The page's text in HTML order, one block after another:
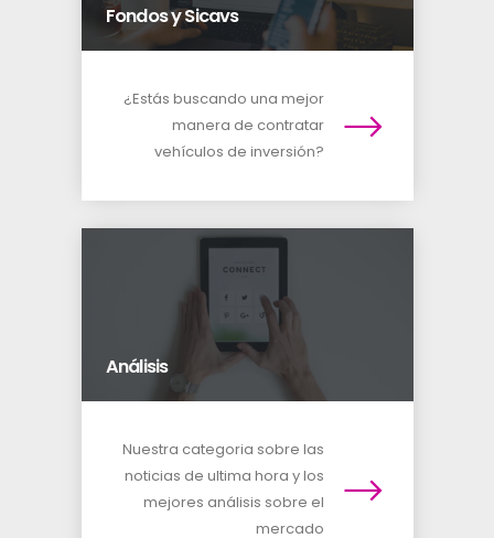
Fondos y Sicavs
¿Estás buscando una mejor
manera de contratar
vehículos de inversión?
Análisis
Nuestra categoria sobre las
noticias de ultima hora y los
mejores análisis sobre el
mercado